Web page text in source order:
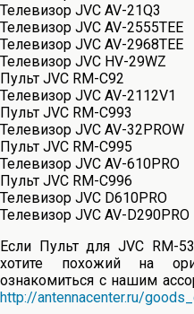
Телевизор JVC AV-21Q3
Телевизор JVC AV-2555TEE
Телевизор JVC AV-2968TEE
Телевизор JVC HV-29WZ
Пульт JVC RM-C92
Телевизор JVC AV-2112V1
Пульт JVC RM-C993
Телевизор JVC AV-32PROW
Пульт JVC RM-C995
Телевизор JVC AV-610PRO
Пульт JVC RM-C996
Телевизор JVC D610PRO
Телевизор JVC AV-D290PRO
Если Пульт для JVC RM-
хотите похожий на
ознакомиться с нашим
http://antennacenter.ru/